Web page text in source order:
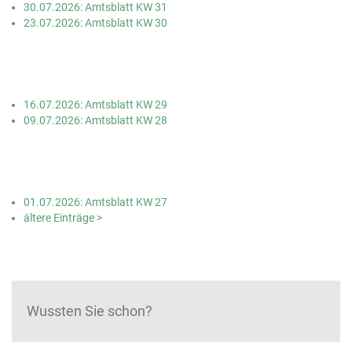
30.07.2026: Amtsblatt KW 31
23.07.2026: Amtsblatt KW 30
16.07.2026: Amtsblatt KW 29
09.07.2026: Amtsblatt KW 28
01.07.2026: Amtsblatt KW 27
ältere Einträge >
Wussten Sie schon?